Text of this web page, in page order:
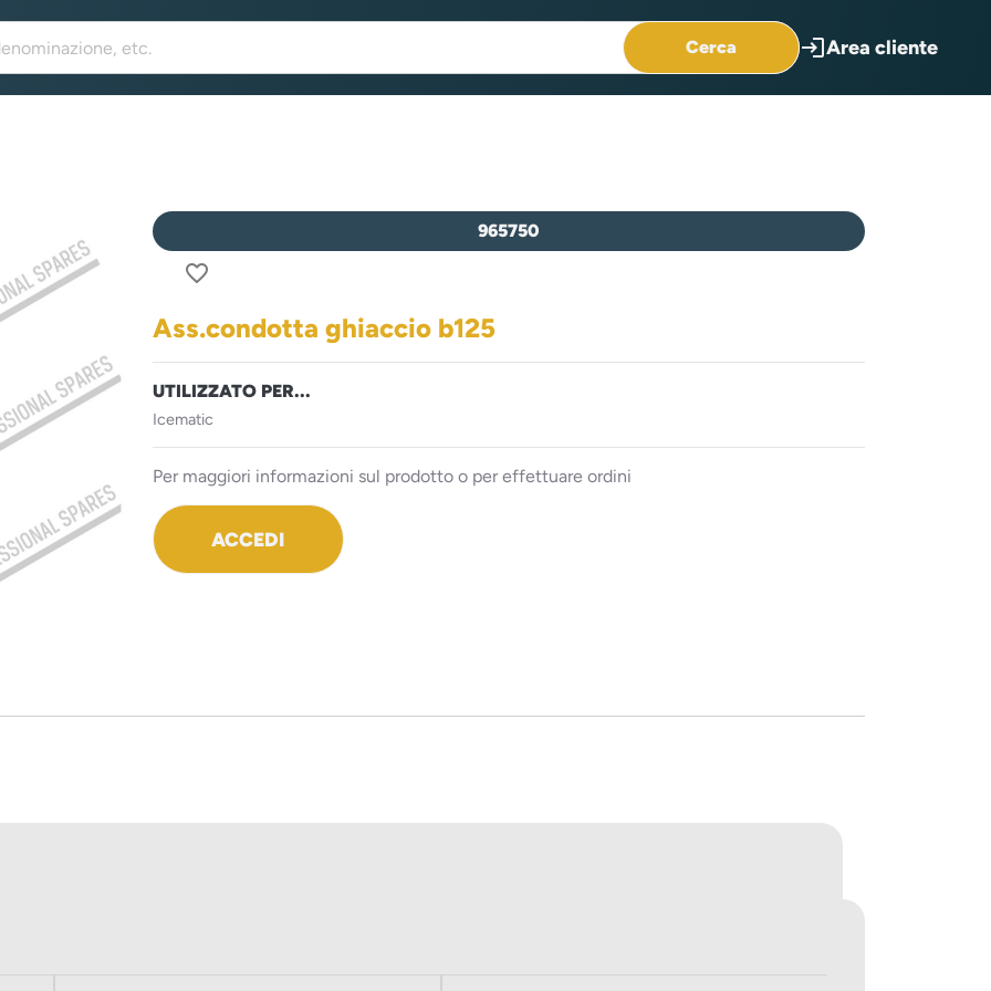
Cerca loginArea cliente
965750
favorite_border
Ass.condotta ghiaccio b125
UTILIZZATO PER...
Icematic
Per maggiori informazioni sul prodotto o per effettuare ordini
ACCEDI